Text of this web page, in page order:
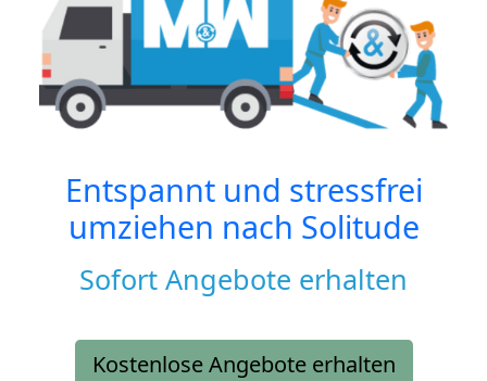
Entspannt und stressfrei
umziehen nach Solitude
Sofort Angebote erhalten
Kostenlose Angebote erhalten